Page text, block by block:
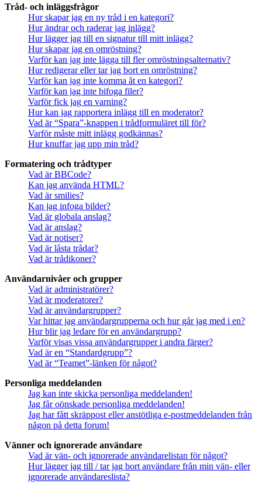
Tråd- och inläggsfrågor
Hur skapar jag en ny tråd i en kategori?
Hur ändrar och raderar jag inlägg?
Hur lägger jag till en signatur till mitt inlägg?
Hur skapar jag en omröstning?
Varför kan jag inte lägga till fler omröstningsalternativ?
Hur redigerar eller tar jag bort en omröstning?
Varför kan jag inte komma åt en kategori?
Varför kan jag inte bifoga filer?
Varför fick jag en varning?
Hur kan jag rapportera inlägg till en moderator?
Vad är “Spara”-knappen i trådformuläret till för?
Varför måste mitt inlägg godkännas?
Hur knuffar jag upp min tråd?
Formatering och trådtyper
Vad är BBCode?
Kan jag använda HTML?
Vad är smilies?
Kan jag infoga bilder?
Vad är globala anslag?
Vad är anslag?
Vad är notiser?
Vad är låsta trådar?
Vad är trådikoner?
Användarnivåer och grupper
Vad är administratörer?
Vad är moderatorer?
Vad är användargrupper?
Var hittar jag användargrupperna och hur går jag med i en?
Hur blir jag ledare för en användargrupp?
Varför visas vissa användargrupper i andra färger?
Vad är en “Standardgrupp”?
Vad är “Teamet”-länken för något?
Personliga meddelanden
Jag kan inte skicka personliga meddelanden!
Jag får oönskade personliga meddelanden!
Jag har fått skräppost eller anstötliga e-postmeddelanden från
någon på detta forum!
Vänner och ignorerade användare
Vad är vän- och ignorerade användarelistan för något?
Hur lägger jag till / tar jag bort användare från min vän- eller
ignorerade användareslista?